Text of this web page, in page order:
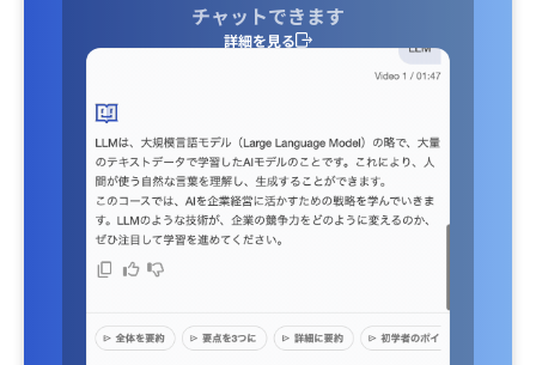
チャットできます
詳細を見る